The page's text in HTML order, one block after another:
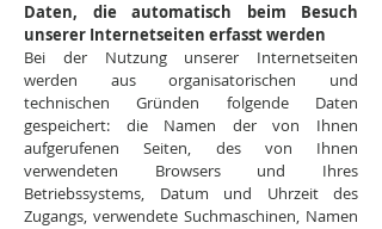
Daten, die automatisch beim Besuch
unserer Internetseiten erfasst werden
Bei der Nutzung unserer Internetseiten
werden aus organisatorischen und
technischen Gründen folgende Daten
gespeichert: die Namen der von Ihnen
aufgerufenen Seiten, des von Ihnen
verwendeten Browsers und Ihres
Betriebssystems, Datum und Uhrzeit des
Zugangs, verwendete Suchmaschinen, Namen